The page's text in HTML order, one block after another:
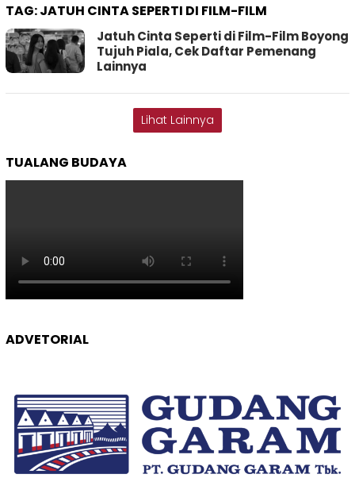
TAG:JATUH CINTA SEPERTI DI FILM-FILM
Jatuh Cinta Seperti di Film-Film Boyong
Tujuh Piala, Cek Daftar Pemenang
Lainnya
Lihat Lainnya
TUALANG BUDAYA
ADVETORIAL